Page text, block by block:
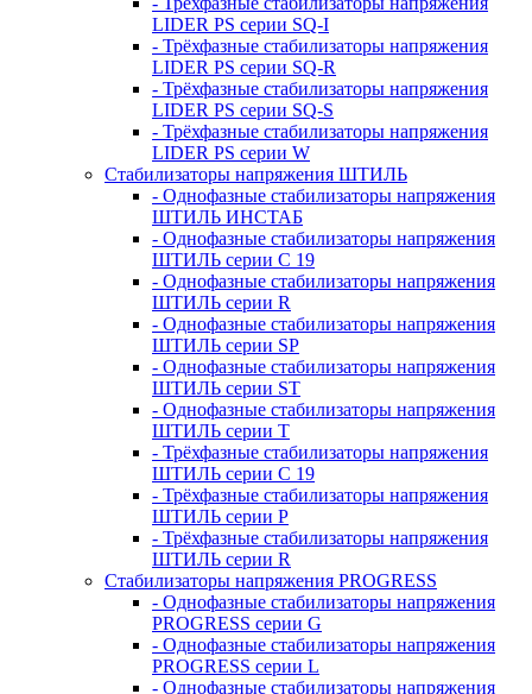
LIDER PS серии SQ-I
- Трёхфазные стабилизаторы напряжения
LIDER PS серии SQ-R
- Трёхфазные стабилизаторы напряжения
LIDER PS серии SQ-S
- Трёхфазные стабилизаторы напряжения
LIDER PS серии W
Стабилизаторы напряжения ШТИЛЬ
- Однофазные стабилизаторы напряжения
ШТИЛЬ ИНСТАБ
- Однофазные стабилизаторы напряжения
ШТИЛЬ серии C 19
- Однофазные стабилизаторы напряжения
ШТИЛЬ серии R
- Однофазные стабилизаторы напряжения
ШТИЛЬ серии SP
- Однофазные стабилизаторы напряжения
ШТИЛЬ серии ST
- Однофазные стабилизаторы напряжения
ШТИЛЬ серии T
- Трёхфазные стабилизаторы напряжения
ШТИЛЬ серии C 19
- Трёхфазные стабилизаторы напряжения
ШТИЛЬ серии P
- Трёхфазные стабилизаторы напряжения
ШТИЛЬ серии R
Стабилизаторы напряжения PROGRESS
- Однофазные стабилизаторы напряжения
PROGRESS серии G
- Однофазные стабилизаторы напряжения
PROGRESS серии L
- Однофазные стабилизаторы напряжения